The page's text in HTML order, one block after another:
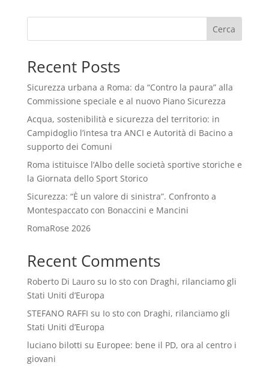
Cerca
Recent Posts
Sicurezza urbana a Roma: da “Contro la paura” alla
Commissione speciale e al nuovo Piano Sicurezza
Acqua, sostenibilità e sicurezza del territorio: in
Campidoglio l’intesa tra ANCI e Autorità di Bacino a
supporto dei Comuni
Roma istituisce l’Albo delle società sportive storiche e
la Giornata dello Sport Storico
Sicurezza: “È un valore di sinistra”. Confronto a
Montespaccato con Bonaccini e Mancini
RomaRose 2026
Recent Comments
Roberto Di Laurosu Io sto con Draghi, rilanciamo gli
Stati Uniti d’Europa
STEFANO RAFFI su Io sto con Draghi, rilanciamo gli
Stati Uniti d’Europa
luciano bilotti su Europee: bene il PD, ora al centro i
giovani